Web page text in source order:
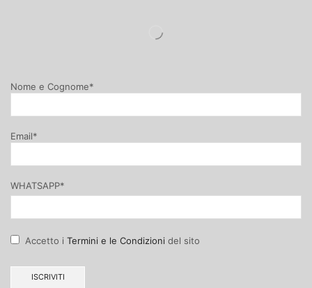
Nome e Cognome*
Email*
WHATSAPP*
Accetto i Termini e le Condizioni del sito